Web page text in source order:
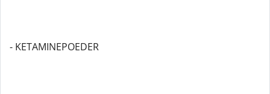
- KETAMINEPOEDER